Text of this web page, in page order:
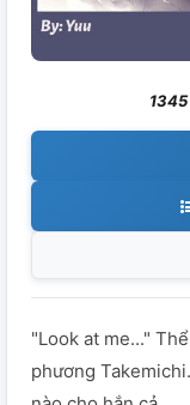
1345
"Look at me..."
phương